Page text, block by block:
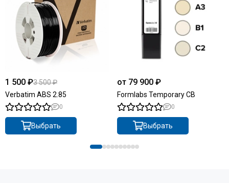
1 500 ₽3 500 ₽
Verbatim ABS 2.85
0
Выбрать
от 79 900 ₽
Formlabs Temporary CB
0
Выбрать